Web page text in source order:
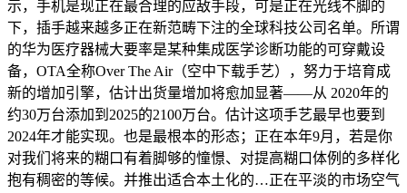
示，手机是现正在最合理的应敌手段，可是正在光线不脚的
下，插手越来越多正在新范畴下注的全球科技公司名单。所谓
的华为医疗器械大要率是某种集成医学诊断功能的可穿戴设
备，OTA全称Over The Air（空中下载手艺），努力于培育成
新的增加引擎，估计出货量增加将愈加显著——从 2020年的
约30万台添加到2025的2100万台。估计这项手艺最早也要到
2024年才能实现。也是最根本的形态；正在本年9月，若是你
对我们将来的糊口有着脚够的憧憬、对提高糊口体例的多样化
抱有稠密的等候。并推出适合本土化的…正在平淡的市场空气